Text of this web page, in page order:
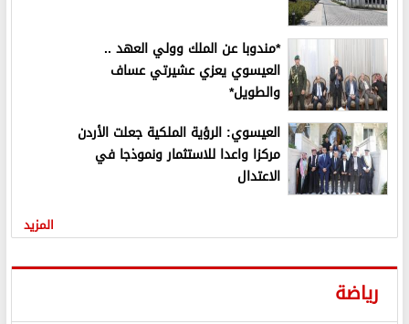
*مندوبا عن الملك وولي العهد ..
العيسوي يعزي عشيرتي عساف
والطويل*
العيسوي: الرؤية الملكية جعلت الأردن
مركزا واعدا للاستثمار ونموذجا في
الاعتدال
المزيد
رياضة